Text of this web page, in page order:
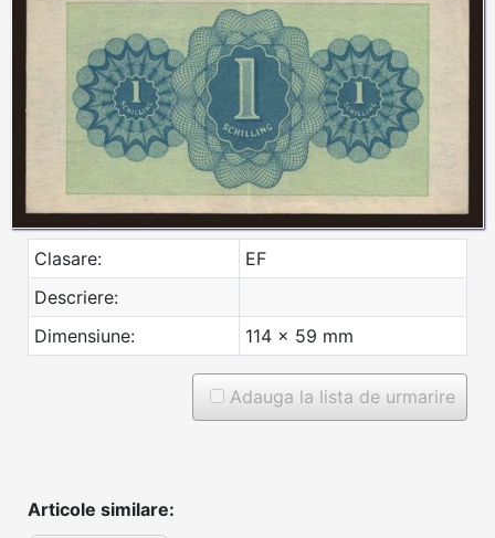
Clasare:
EF
Descriere:
Dimensiune:
114 x 59 mm
Adauga la lista de urmarire
Articole similare: